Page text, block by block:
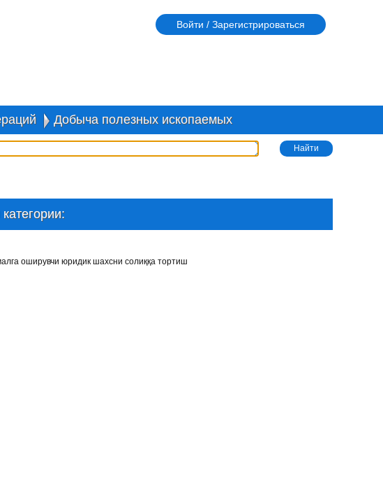
Войти / Зарегистрироваться
Добыча полезных ископаемых
оширувчи юридик шахсни солиққа тортиш